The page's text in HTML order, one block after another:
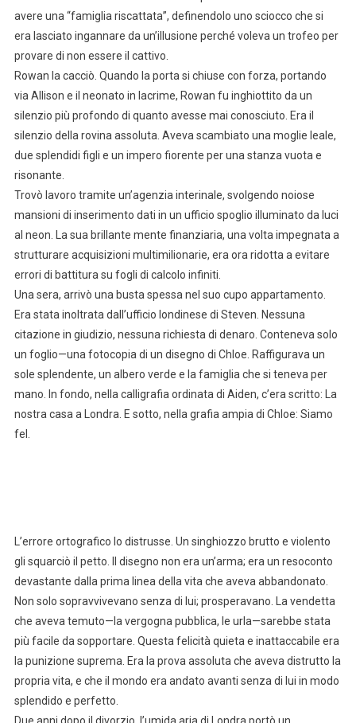
avere una “famiglia riscattata”, definendolo uno sciocco che si
era lasciato ingannare da un’illusione perché voleva un trofeo per
provare di non essere il cattivo.
Rowan la cacciò. Quando la porta si chiuse con forza, portando
via Allison e il neonato in lacrime, Rowan fu inghiottito da un
silenzio più profondo di quanto avesse mai conosciuto. Era il
silenzio della rovina assoluta. Aveva scambiato una moglie leale,
due splendidi figli e un impero fiorente per una stanza vuota e
risonante.
Trovò lavoro tramite un’agenzia interinale, svolgendo noiose
mansioni di inserimento dati in un ufficio spoglio illuminato da luci
al neon. La sua brillante mente finanziaria, una volta impegnata a
strutturare acquisizioni multimilionarie, era ora ridotta a evitare
errori di battitura su fogli di calcolo infiniti.
Una sera, arrivò una busta spessa nel suo cupo appartamento.
Era stata inoltrata dall’ufficio londinese di Steven. Nessuna
citazione in giudizio, nessuna richiesta di denaro. Conteneva solo
un foglio—una fotocopia di un disegno di Chloe. Raffigurava un
sole splendente, un albero verde e la famiglia che si teneva per
mano. In fondo, nella calligrafia ordinata di Aiden, c’era scritto: La
nostra casa a Londra. E sotto, nella grafia ampia di Chloe: Siamo
fel.
L’errore ortografico lo distrusse. Un singhiozzo brutto e violento
gli squarciò il petto. Il disegno non era un’arma; era un resoconto
devastante dalla prima linea della vita che aveva abbandonato.
Non solo sopravvivevano senza di lui; prosperavano. La vendetta
che aveva temuto—la vergogna pubblica, le urla—sarebbe stata
più facile da sopportare. Questa felicità quieta e inattaccabile era
la punizione suprema. Era la prova assoluta che aveva distrutto la
propria vita, e che il mondo era andato avanti senza di lui in modo
splendido e perfetto.
Due anni dopo il divorzio, l’umida aria di Londra portò un